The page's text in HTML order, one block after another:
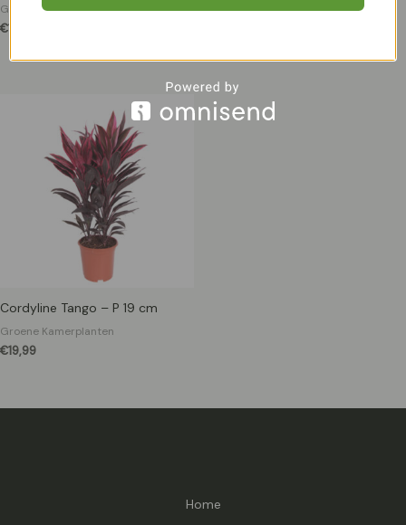
Groene Kamerplanten
€11,99
Cordyline Tango – P 19 cm
Groene Kamerplanten
€19,99
Home